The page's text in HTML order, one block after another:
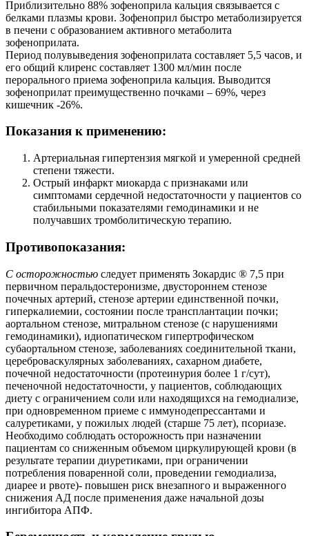
Приблизительно 88% зофеноприла кальция связывается с
белками плазмы крови. Зофеноприл быстро метаболизируется
в печени с образованием активного метаболита
зофеноприлата.
Период полувыведения зофеноприлата составляет 5,5 часов, и
его общий клиренс составляет 1300 мл/мин после
перорального приема зофеноприла кальция. Выводится
зофеноприлат преимущественно почками – 69%, через
кишечник -26%.
Показания к применению:
Артериальная гипертензия мягкой и умеренной средней
степени тяжести.
Острый инфаркт миокарда с признаками или
симптомами сердечной недостаточности у пациентов со
стабильными показателями гемодинамики и не
получавших тромболитическую терапию.
Противопоказания:
С осторожностью следует применять Зокардис ® 7,5 при
первичном перальдостеронизме, двустороннем стенозе
почечных артерий, стенозе артерии единственной почки,
гиперкалиемии, состоянии после трансплантации почки;
аортальном стенозе, митральном стенозе (с нарушениями
гемодинамики), идиопатическом гипертрофическом
субаортальном стенозе, заболеваниях соединительной ткани,
цереброваскулярных заболеваниях, сахарном диабете,
почечной недостаточности (протеинурия более 1 г/сут),
печеночной недостаточности, у пациентов, соблюдающих
диету с ограничением соли или находящихся на гемодиализе,
при одновременном приеме с иммунодепрессантами и
салуретиками, у пожилых людей (старше 75 лет), псориазе.
Необходимо соблюдать осторожность при назначении
пациентам со сниженным объемом циркулирующей крови (в
результате терапии диуретиками, при ограничении
потребления поваренной соли, проведении гемодиализа,
диарее и рвоте)- повышен риск внезапного и выраженного
снижения АД после применения даже начальной дозы
ингибитора АПФ.